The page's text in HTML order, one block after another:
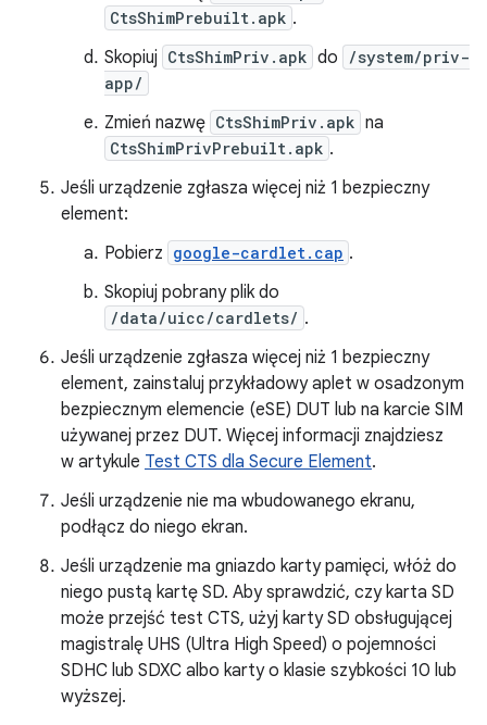
CtsShimPrebuilt.apk .
Skopiuj CtsShimPriv.apk do
/system/priv-
app/
Zmień nazwę CtsShimPriv.apk na
CtsShimPrivPrebuilt.apk .
Jeśli urządzenie zgłasza więcej niż 1 bezpieczny
element:
Pobierz google-cardlet.cap .
Skopiuj pobrany plik do
/data/uicc/cardlets/ .
Jeśli urządzenie zgłasza więcej niż 1 bezpieczny
element, zainstaluj przykładowy aplet w osadzonym
bezpiecznym elemencie (eSE) DUT lub na karcie SIM
używanej przez DUT. Więcej informacji znajdziesz
w artykule Test CTS dla Secure Element.
Jeśli urządzenie nie ma wbudowanego ekranu,
podłącz do niego ekran.
Jeśli urządzenie ma gniazdo karty pamięci, włóż do
niego pustą kartę SD. Aby sprawdzić, czy karta SD
może przejść test CTS, użyj karty SD obsługującej
magistralę UHS (Ultra High Speed) o pojemności
SDHC lub SDXC albo karty o klasie szybkości 10 lub
wyższej.